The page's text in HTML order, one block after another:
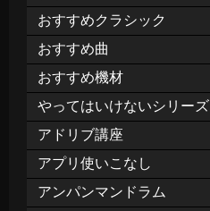
おすすめクラシック
おすすめ曲
おすすめ機材
やってはいけないシリーズ
アドリブ講座
アプリ使いこなし
アンパンマンドラム